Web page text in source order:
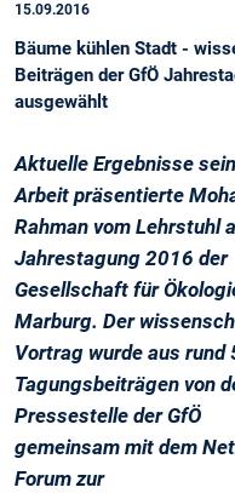
15.09.2016
Bäume kühlen Stadt -
Beiträgen der GfÖ
ausgewählt
Aktuelle Ergebnisse
Arbeit präsentierte
Rahman vom Lehrstuhl
Jahrestagung 2016 der
Gesellschaft für
Marburg. Der
Vortrag wurde aus rund
Tagungsbeiträgen von
Pressestelle der GfÖ
gemeinsam mit dem
Forum zur